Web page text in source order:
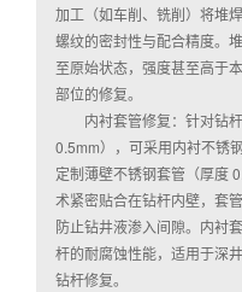
加工（如车削、铣削）将堆
螺纹的密封性与配合精度。
至原始状态，强度甚至高于
部位的修复。
内衬套管修复：针对钻
0.5mm），可采用内衬不锈
定制薄壁不锈钢套管（厚度
术紧密贴合在钻杆内壁，套
防止钻井液渗入间隙。内衬
杆的耐腐蚀性能，适用于深
钻杆修复。